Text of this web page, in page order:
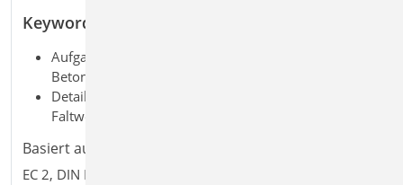
Keywords
Aufgaben: FEM; Tragwerksplanung;
Beton-/Stahlbetonbau; Massivbau
Detailaufgaben: Decke; 2D Deckensystem; 3D
Faltwerk
Basiert auf den Normen:
EC 2, DIN EN 1992-1-1:2011-01